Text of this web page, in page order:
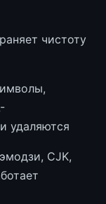
чистоту
удаляются
CJK,